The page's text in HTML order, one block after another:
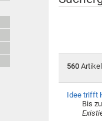
560Artikel
Idee trifft
Bis